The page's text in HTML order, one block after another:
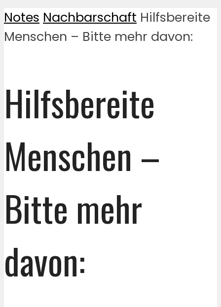
Notes Nachbarschaft Hilfsbereite
Menschen – Bitte mehr davon:
Hilfsbereite
Menschen –
Bitte mehr
davon: